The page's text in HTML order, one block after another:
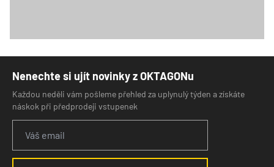
Nenechte si ujít novinky z OKTAGONu
Každou neděli vám pošleme přehled za uplynulý týden a získáte
náskok při předprodeji vstupenek